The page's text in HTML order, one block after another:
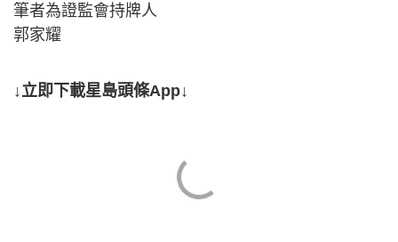
筆者為證監會持牌人
郭家耀
↓立即下載星島頭條App↓